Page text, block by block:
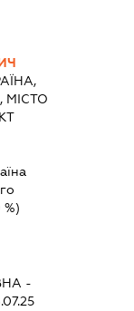
МІСТО
%)
-